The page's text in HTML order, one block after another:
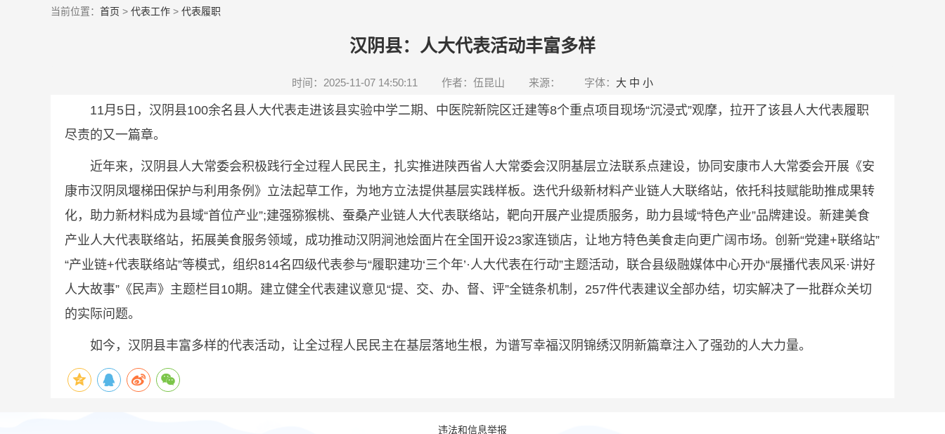
当前位置： 首页 > 代表工作 > 代表履职
汉阴县：人大代表活动丰富多样
时间：2025-11-07 14:50:11 作者：伍昆山 来源： 字体： 大 中 小
11月5日，汉阴县100余名县人大代表走进该县实验中学二期、中医院新院区迁建等8个重点项目现场“沉浸式”观摩，拉开了该县人大代表履职
尽责的又一篇章。
近年来，汉阴县人大常委会积极践行全过程人民民主，扎实推进陕西省人大常委会汉阴基层立法联系点建设，协同安康市人大常委会开展《安
康市汉阴凤堰梯田保护与利用条例》立法起草工作，为地方立法提供基层实践样板。迭代升级新材料产业链人大联络站，依托科技赋能助推成果转
化，助力新材料成为县域“首位产业”;建强猕猴桃、蚕桑产业链人大代表联络站，靶向开展产业提质服务，助力县域“特色产业”品牌建设。新建美食
产业人大代表联络站，拓展美食服务领域，成功推动汉阴涧池烩面片在全国开设23家连锁店，让地方特色美食走向更广阔市场。创新“党建+联络站”
“产业链+代表联络站”等模式，组织814名四级代表参与“履职建功‘三个年’·人大代表在行动”主题活动，联合县级融媒体中心开办“展播代表风采·讲好
人大故事”《民声》主题栏目10期。建立健全代表建议意见“提、交、办、督、评”全链条机制，257件代表建议全部办结，切实解决了一批群众关切
的实际问题。
如今，汉阴县丰富多样的代表活动，让全过程人民民主在基层落地生根，为谱写幸福汉阴锦绣汉阴新篇章注入了强劲的人大力量。
违法和信息举报